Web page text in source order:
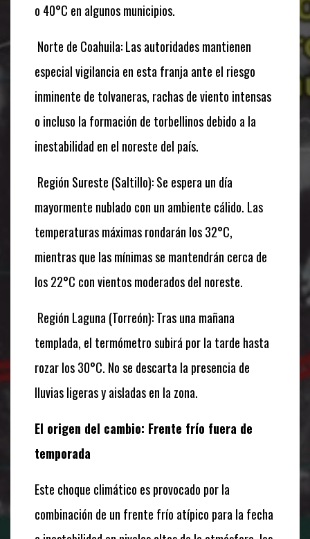
o 40°C en algunos municipios.
Norte de Coahuila: Las autoridades mantienen
especial vigilancia en esta franja ante el riesgo
inminente de tolvaneras, rachas de viento intensas
o incluso la formación de torbellinos debido a la
inestabilidad en el noreste del país.
Región Sureste (Saltillo): Se espera un día
mayormente nublado con un ambiente cálido. Las
temperaturas máximas rondarán los 32°C,
mientras que las mínimas se mantendrán cerca de
los 22°C con vientos moderados del noreste.
Región Laguna (Torreón): Tras una mañana
templada, el termómetro subirá por la tarde hasta
rozar los 30°C. No se descarta la presencia de
lluvias ligeras y aisladas en la zona.
El origen del cambio: Frente frío fuera de
temporada
Este choque climático es provocado por la
combinación de un frente frío atípico para la fecha